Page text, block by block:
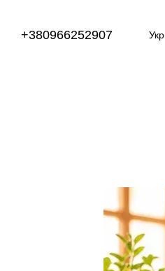
+380966252907 Укр